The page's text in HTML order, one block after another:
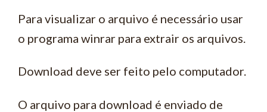
Para visualizar o arquivo é necessário usar
o programa winrar para extrair os arquivos.
Download deve ser feito pelo computador.
O arquivo para download é enviado de